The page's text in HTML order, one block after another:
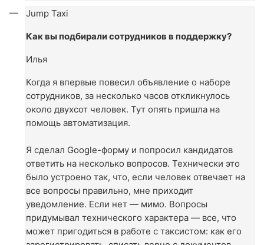
Jump Taxi
Как вы подбирали сотрудников в поддержку?
Илья
Когда я впервые повесил объявление о наборе
сотрудников, за несколько часов откликнулось
около двухсот человек. Тут опять пришла на
помощь автоматизация.
Я сделал Google-форму и попросил кандидатов
ответить на несколько вопросов. Технически это
было устроено так, что, если человек отвечает на
все вопросы правильно, мне приходит
уведомление. Если нет — мимо. Вопросы
придумывал технического характера — все, что
может пригодиться в работе с таксистом: как его